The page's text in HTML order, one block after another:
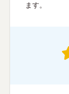
ます。